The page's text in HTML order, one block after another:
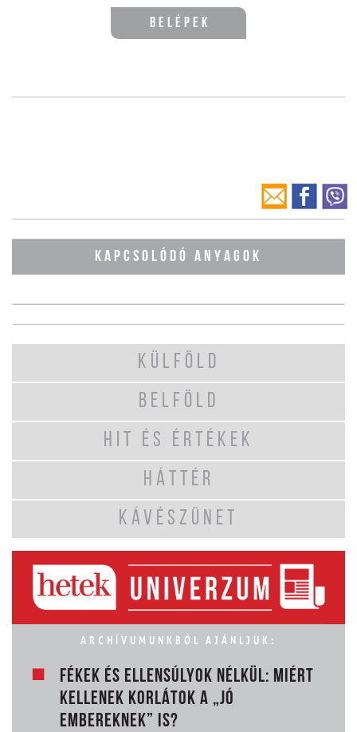
Belépek
KAPCSOLÓDÓ ANYAGOK
KÜLFÖLD
BELFÖLD
HIT ÉS ÉRTÉKEK
HÁTTÉR
KÁVÉSZÜNET
ARCHÍVUMUNKBÓL AJÁNLJUK:
FÉKEK ÉS ELLENSÚLYOK NÉLKÜL: MIÉRT
KELLENEK KORLÁTOK A „JÓ
EMBEREKNEK” IS?